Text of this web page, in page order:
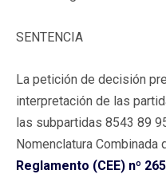
SENTENCIA
La petición de decisión
interpretación de las
las subpartidas 8543 89
Nomenclatura Combinada
Reglamento (CEE) nº